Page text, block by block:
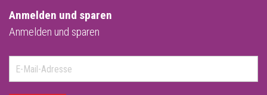
Anmelden und sparen
Anmelden und sparen